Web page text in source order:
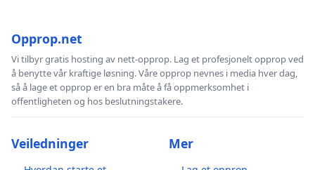
Opprop.net
Vi tilbyr gratis hosting av nett-opprop. Lag et profesjonelt opprop ved
å benytte vår kraftige løsning. Våre opprop nevnes i media hver dag,
så å lage et opprop er en bra måte å få oppmerksomhet i
offentligheten og hos beslutningstakere.
Veiledninger Mer